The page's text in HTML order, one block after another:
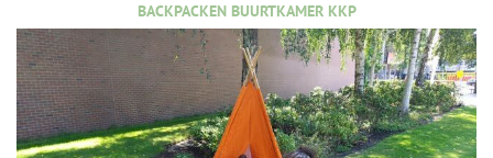
BACKPACKEN BUURTKAMER KKP